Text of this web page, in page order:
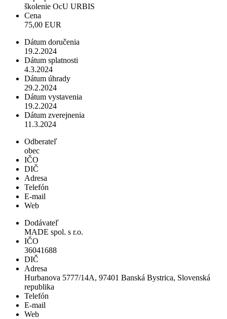
školenie OcU URBIS
Cena
75,00 EUR
Dátum doručenia
19.2.2024
Dátum splatnosti
4.3.2024
Dátum úhrady
29.2.2024
Dátum vystavenia
19.2.2024
Dátum zverejnenia
11.3.2024
Odberateľ
obec
IČO
DIČ
Adresa
Telefón
E-mail
Web
Dodávateľ
MADE spol. s r.o.
IČO
36041688
DIČ
Adresa
Hurbanova 5777/14A, 97401 Banská Bystrica, Slovenská
republika
Telefón
E-mail
Web